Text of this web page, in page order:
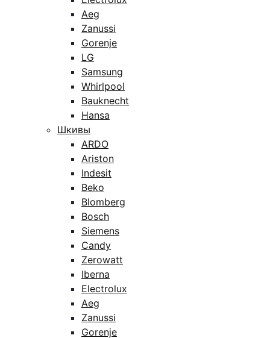
Aeg
Zanussi
Gorenje
LG
Samsung
Whirlpool
Bauknecht
Hansa
Шкивы
ARDO
Ariston
Indesit
Beko
Blomberg
Bosch
Siemens
Candy
Zerowatt
Iberna
Electrolux
Aeg
Zanussi
Gorenje